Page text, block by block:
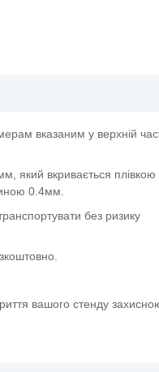
вказаним у верхній
який вкривається плівкою
0.4мм.
без ризику
вашого стенду